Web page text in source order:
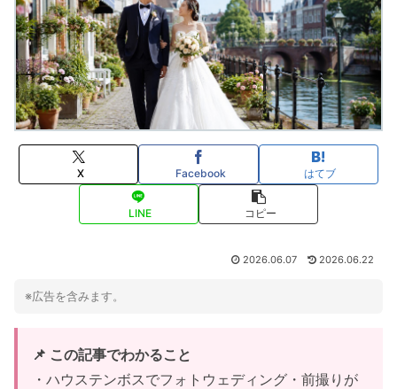
X Facebook はてブ
LINE コピー
2026.06.07 2026.06.22
※広告を含みます。
📌 この記事でわかること
・ハウステンボスでフォトウェディング・前撮りが